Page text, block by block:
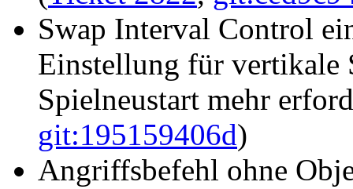
Swap Interval Control
Einstellung für vertikale
Spielneustart mehr
git:195159406d)
Angriffsbefehl ohne